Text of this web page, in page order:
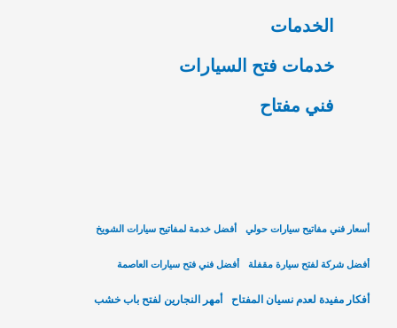
الخدمات
خدمات فتح السيارات
فني مفتاح
أسعار فني مفاتيح سيارات حولي أفضل خدمة لمفاتيح سيارات الشويخ
أفضل شركة لفتح سيارة مقفلة أفضل فني فتح سيارات العاصمة
أفكار مفيدة لعدم نسيان المفتاح أمهر النجارين لفتح باب خشب